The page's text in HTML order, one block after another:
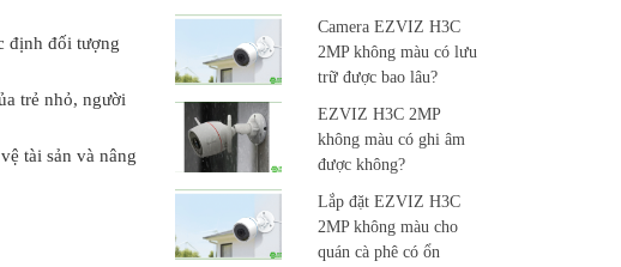
định đối tượng
trẻ nhỏ, người
tài sản và nâng
Camera EZVIZ H3C
2MP không màu có lưu
trữ được bao lâu?
EZVIZ H3C 2MP
không màu có ghi âm
được không?
Lắp đặt EZVIZ H3C
2MP không màu cho
quán cà phê có ổn